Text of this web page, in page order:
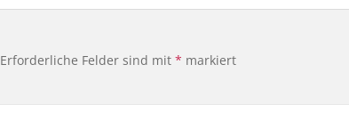
Erforderliche Felder sind mit * markiert